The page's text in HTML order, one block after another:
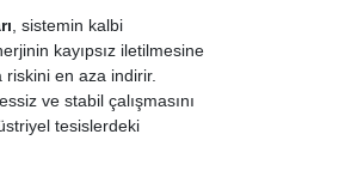
, sistemin kalbi
kayıpsız iletilmesine
riskini en aza indirir.
ve stabil çalışmasını
tesislerdeki